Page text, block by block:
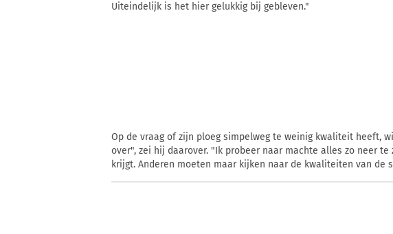
Uiteindelijk is het hier gelukkig bij gebleven."
Op de vraag of zijn ploeg simpelweg te weinig kwaliteit heeft,
over", zei hij daarover. "Ik probeer naar machte alles zo neer
krijgt. Anderen moeten maar kijken naar de kwaliteiten van de